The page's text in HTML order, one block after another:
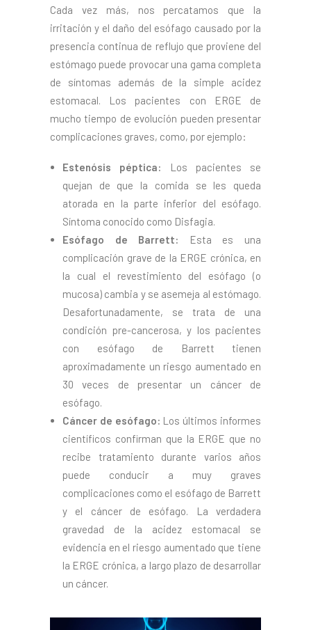
TRABAJAR EN MEGALABS
CONTACTO
SEARCH
Cada vez más, nos percatamos que la
irritación y el daño del esófago causado por la
presencia continua de reflujo que proviene del
estómago puede provocar una gama completa
de síntomas además de la simple acidez
estomacal. Los pacientes con ERGE de
mucho tiempo de evolución pueden presentar
complicaciones graves, como, por ejemplo:
Estenósis péptica: Los pacientes se
quejan de que la comida se les queda
atorada en la parte inferior del esófago.
Síntoma conocido como Disfagia.
Esófago de Barrett: Esta es una
complicación grave de la ERGE crónica, en
la cual el revestimiento del esófago (o
mucosa) cambia y se asemeja al estómago.
Desafortunadamente, se trata de una
condición pre-cancerosa, y los pacientes
con esófago de Barrett tienen
aproximadamente un riesgo aumentado en
30 veces de presentar un cáncer de
esófago.
Cáncer de esófago: Los últimos informes
científicos confirman que la ERGE que no
recibe tratamiento durante varios años
puede conducir a muy graves
complicaciones como el esófago de Barrett
y el cáncer de esófago. La verdadera
gravedad de la acidez estomacal se
evidencia en el riesgo aumentado que tiene
la ERGE crónica, a largo plazo de desarrollar
un cáncer.